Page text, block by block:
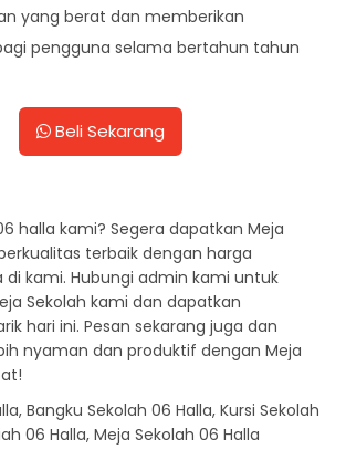
yang berat dan memberikan
pengguna selama bertahun tahun
Beli Sekarang
halla kami? Segera dapatkan Meja
terbaik dengan harga
di kami. Hubungi admin kami untuk
Sekolah kami dan dapatkan
hari ini. Pesan sekarang juga dan
nyaman dan produktif dengan Meja
Bangku Sekolah 06 Halla, Kursi Sekolah
06 Halla, Meja Sekolah 06 Halla